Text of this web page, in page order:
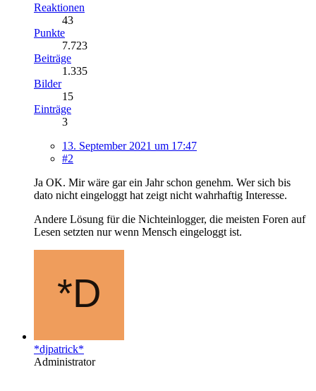
Reaktionen
43
Punkte
7.723
Beiträge
1.335
Bilder
15
Einträge
3
13. September 2021 um 17:47
#2
Ja OK. Mir wäre gar ein Jahr schon genehm. Wer sich bis
dato nicht eingeloggt hat zeigt nicht wahrhaftig Interesse.
Andere Lösung für die Nichteinlogger, die meisten Foren auf
Lesen setzten nur wenn Mensch eingeloggt ist.
*djpatrick*
Administrator